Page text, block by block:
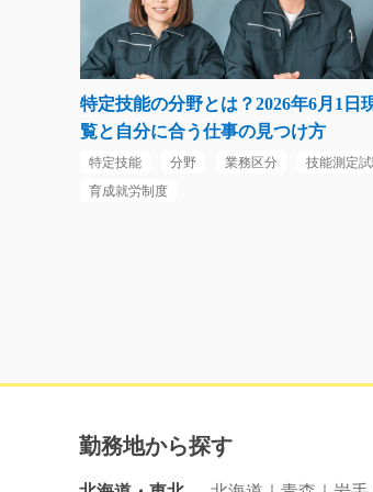
特定技能の分野とは？2026年6月1日
覧と自分に合う仕事の見つけ方
特定技能 分野 業務区分
技能測定
育成就労制度
勤務地から探す